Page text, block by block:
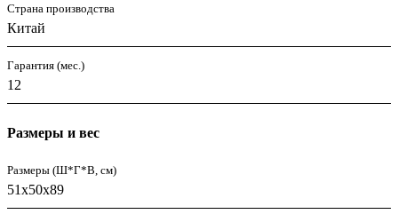
Страна производства
Китай
Гарантия (мес.)
12
Размеры и вес
Размеры (Ш*Г*В, см)
51x50x89